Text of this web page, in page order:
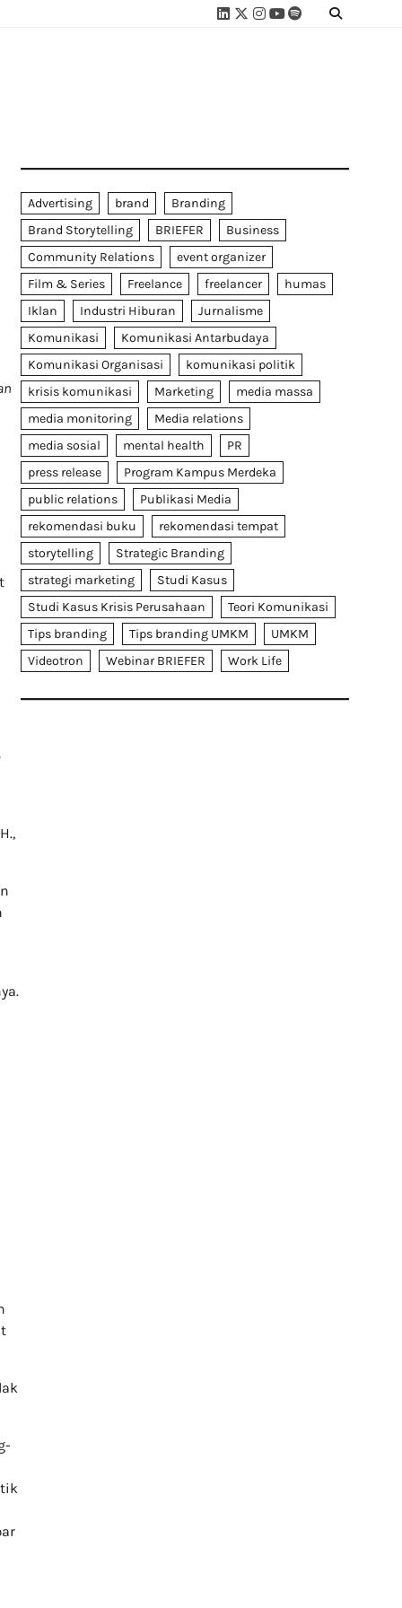
Linkedin
Twitter
Instagram
Youtube
SpotifyLinktree
Advertising brand
Branding
Brand Storytelling
BRIEFER
Business
Community Relations
event organizer
Film & Series
Freelance freelancer
humas
Iklan
Industri Hiburan
Jurnalisme
Komunikasi
Komunikasi Antarbudaya
Komunikasi Organisasi
komunikasi politik
krisis komunikasi
Marketing
media massa
media monitoring
Media relations
media sosial
mental health
PR
press release
Program Kampus Merdeka
public relations
Publikasi Media
rekomendasi buku
rekomendasi tempat
storytelling
Strategic Branding
strategi marketing
Studi Kasus
Studi Kasus Krisis Perusahaan
Teori Komunikasi
Tips branding
Tips branding UMKM
UMKM
Videotron
Webinar BRIEFER Work Life